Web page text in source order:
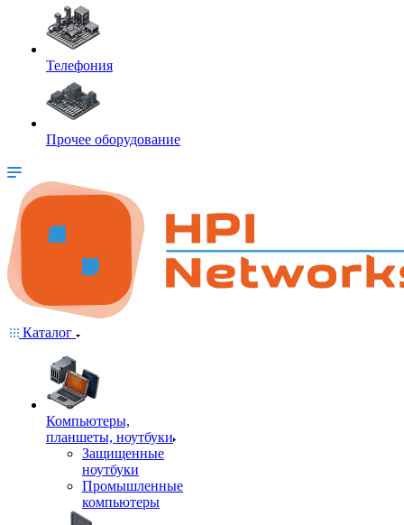
Телефония
Прочее оборудование
Каталог
Компьютеры,
планшеты, ноутбуки
Защищенные
ноутбуки
Промышленные
компьютеры